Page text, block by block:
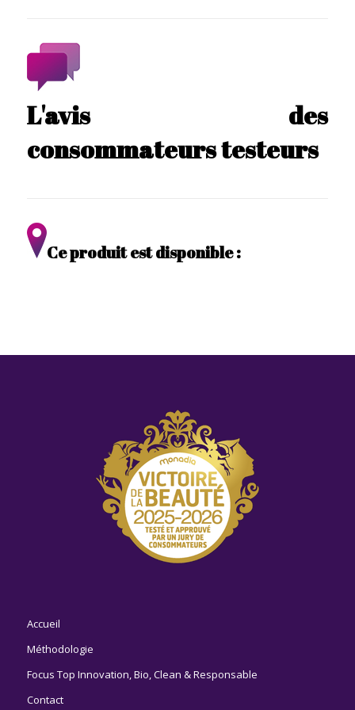
L'avis des
consommateurs testeurs
Ce produit est disponible :
Accueil
Méthodologie
Focus Top Innovation, Bio, Clean & Responsable
Contact